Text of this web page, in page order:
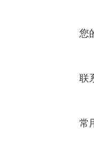
您
联
常